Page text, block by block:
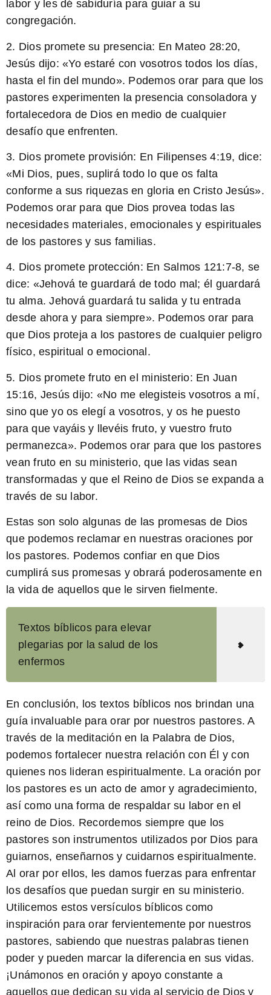
labor y les dé sabiduría para guiar a su
congregación.
2. Dios promete su presencia: En Mateo 28:20,
Jesús dijo: «Yo estaré con vosotros todos los días,
hasta el fin del mundo». Podemos orar para que los
pastores experimenten la presencia consoladora y
fortalecedora de Dios en medio de cualquier
desafío que enfrenten.
3. Dios promete provisión: En Filipenses 4:19, dice:
«Mi Dios, pues, suplirá todo lo que os falta
conforme a sus riquezas en gloria en Cristo Jesús».
Podemos orar para que Dios provea todas las
necesidades materiales, emocionales y espirituales
de los pastores y sus familias.
4. Dios promete protección: En Salmos 121:7-8, se
dice: «Jehová te guardará de todo mal; él guardará
tu alma. Jehová guardará tu salida y tu entrada
desde ahora y para siempre». Podemos orar para
que Dios proteja a los pastores de cualquier peligro
físico, espiritual o emocional.
5. Dios promete fruto en el ministerio: En Juan
15:16, Jesús dijo: «No me elegisteis vosotros a mí,
sino que yo os elegí a vosotros, y os he puesto
para que vayáis y llevéis fruto, y vuestro fruto
permanezca». Podemos orar para que los pastores
vean fruto en su ministerio, que las vidas sean
transformadas y que el Reino de Dios se expanda a
través de su labor.
Estas son solo algunas de las promesas de Dios
que podemos reclamar en nuestras oraciones por
los pastores. Podemos confiar en que Dios
cumplirá sus promesas y obrará poderosamente en
la vida de aquellos que le sirven fielmente.
Textos bíblicos para elevar
plegarias por la salud de los
enfermos
En conclusión, los textos bíblicos nos brindan una
guía invaluable para orar por nuestros pastores. A
través de la meditación en la Palabra de Dios,
podemos fortalecer nuestra relación con Él y con
quienes nos lideran espiritualmente. La oración por
los pastores es un acto de amor y agradecimiento,
así como una forma de respaldar su labor en el
reino de Dios. Recordemos siempre que los
pastores son instrumentos utilizados por Dios para
guiarnos, enseñarnos y cuidarnos espiritualmente.
Al orar por ellos, les damos fuerzas para enfrentar
los desafíos que puedan surgir en su ministerio.
Utilicemos estos versículos bíblicos como
inspiración para orar fervientemente por nuestros
pastores, sabiendo que nuestras palabras tienen
poder y pueden marcar la diferencia en sus vidas.
¡Unámonos en oración y apoyo constante a
aquellos que dedican su vida al servicio de Dios y